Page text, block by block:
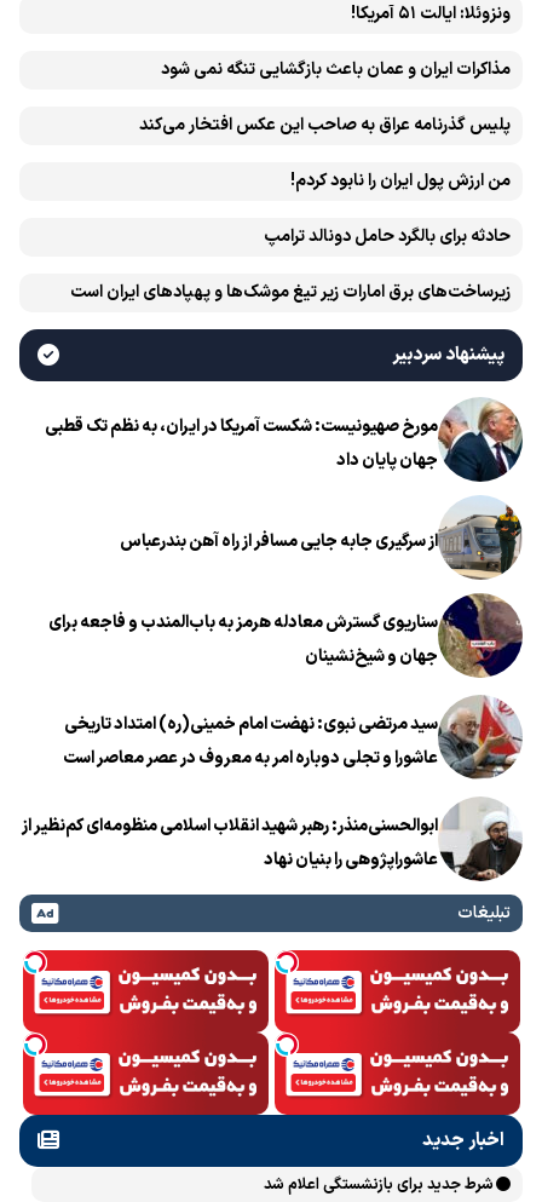
ونزوئلا: ایالت ۵۱ آمریکا!
مذاکرات ایران و عمان باعث بازگشایی تنگه نمی شود
پلیس گذرنامه عراق به صاحب این عکس افتخار می‌کند
من ارزش پول ایران را نابود کردم!
حادثه برای بالگرد حامل دونالد ترامپ
زیرساخت‌های برق امارات زیر تیغ موشک‌ها و پهپادهای ایران است
پیشنهاد سردبیر
مورخ صهیونیست: شکست آمریکا در ایران، به نظم تک قطبی
جهان پایان داد
از سرگیری جابه جایی مسافر از راه آهن بندرعباس
سناریوی گسترش معادله هرمز به باب‌المندب و فاجعه برای
جهان و شیخ‌نشینان
سید مرتضی نبوی: نهضت امام خمینی(ره) امتداد تاریخی
عاشورا و تجلی دوباره امر به معروف در عصر معاصر است
ابوالحسنی‌منذر: رهبر شهید انقلاب اسلامی منظومه‌ای کم‌نظیر از
عاشوراپژوهی را بنیان نهاد
تبلیغات
اخبار جدید
شرط جدید برای بازنشستگی اعلام شد